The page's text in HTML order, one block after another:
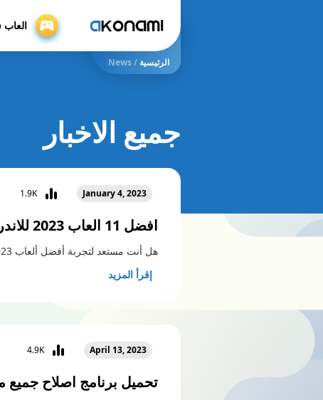
العاب ppsspp
الرئيسية /
News
جميع الاخبار
January 4, 2023
1.9K
افضل 11 العاب 2023 للاندرويد
هل أنت مستعد لتجربة أفضل ألعاب 2023 على …
إقرأ المزيد
April 13, 2023
4.9K
تحميل برنامج اصلاح جميع